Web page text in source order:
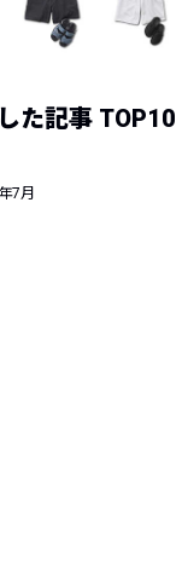
た記事 TOP10
7月